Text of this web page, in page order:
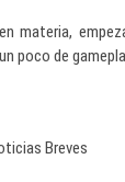
materia,
poco de